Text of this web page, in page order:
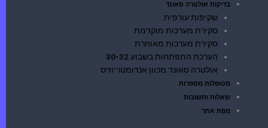
בדיקות אולטרה סאונד
שקיפות עורפית
סקירת מערכות מוקדמת
סקירת מערכות מאוחרת
הערכת התפתחות בשבוע 30-32
אולטרה סאונד מכוון אנדומטריוזיס
מטופלות מספרות
שאלות ותשובות
מפת אתר